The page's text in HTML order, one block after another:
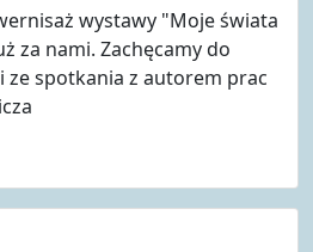
wystawy "Moje świata
za nami. Zachęcamy do
spotkania z autorem prac